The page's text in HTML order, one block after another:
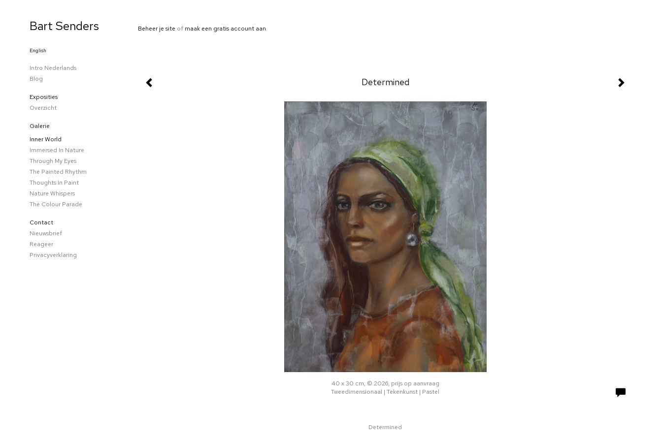
Beheer je site of maak een gratis account aan.
Determined
40 x 30 cm, © 2026, prijs op aanvraag
Tweedimensionaal | Tekenkunst | Pastel
Determined
Bart Senders
English
Intro Nederlands
Blog
Exposities
Overzicht
Galerie
Inner World
Immersed In Nature
Through My Eyes
The Painted Rhythm
Thoughts In Paint
Nature Whispers
The Colour Parade
Contact
Nieuwsbrief
Reageer
Privacyverklaring